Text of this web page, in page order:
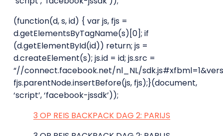
(function(d, s, id) { var js, fjs =
d.getElementsByTagName(s)[0]; if
(d.getElementById(id)) return; js =
d.createElement(s); js.id = id; js.src =
“//connect.facebook.net/nl_NL/
fjs.parentNode.insertBefore(js, fjs);}(document,
‘script’, ‘facebook-jssdk’));
3 OP REIS BACKPACK DAG 2: PARIJS